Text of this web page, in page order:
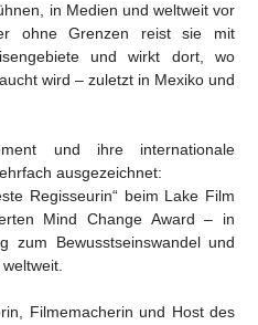
in Medien und weltweit vor
ohne Grenzen reist sie mit
und wirkt dort, wo
wird – zuletzt in Mexiko und
und ihre internationale
ausgezeichnet:
Regisseurin“ beim Lake Film
Mind Change Award – in
zum Bewusstseinswandel und
Filmemacherin und Host des